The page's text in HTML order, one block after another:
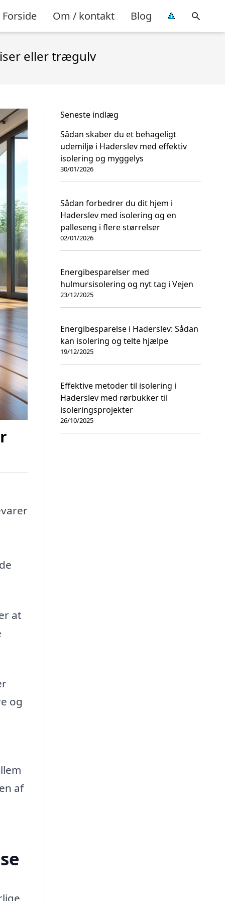
Forside Om / kontakt Blog
eller trægulv
at
og
af
Seneste indlæg
Sådan skaber du et behageligt
udemiljø i Haderslev med effektiv
isolering og myggelys
30/01/2026
Sådan forbedrer du dit hjem i
Haderslev med isolering og en
palleseng i flere størrelser
02/01/2026
Energibesparelser med
hulmursisolering og nyt tag i Vejen
23/12/2025
Energibesparelse i Haderslev: Sådan
kan isolering og telte hjælpe
19/12/2025
Effektive metoder til isolering i
Haderslev med rørbukker til
isoleringsprojekter
26/10/2025